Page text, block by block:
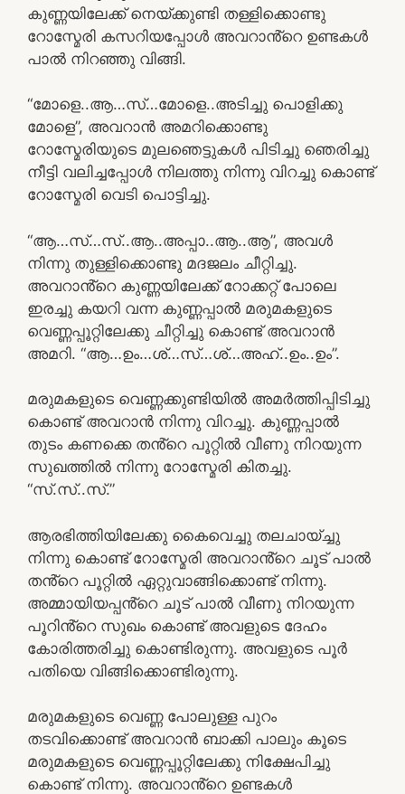
കുണ്ണയിലേക്ക് നെയ്ക്കുണ്ടി തള്ളിക്കൊണ്ടു
റോസ്മേരി കസറിയപ്പോൾ അവറാൻ്റെ ഉണ്ടകൾ
പാൽ നിറഞ്ഞു വിങ്ങി.
“മോളെ..ആ…സ്…മോളെ..അടിച്ചു പൊളിക്കു
മോളെ”, അവറാൻ അമറിക്കൊണ്ടു
റോസ്മേരിയുടെ മുലഞെട്ടുകൾ പിടിച്ചു ഞെരിച്ചു
നീട്ടി വലിച്ചപ്പോൾ നിലത്തു നിന്നു വിറച്ചു കൊണ്ട്
റോസ്മേരി വെടി പൊട്ടിച്ചു.
“ആ…സ്…സ്..ആ..അപ്പാ..ആ..ആ”, അവൾ
നിന്നു തുള്ളിക്കൊണ്ടു മദജലം ചീറ്റിച്ചു.
അവറാൻ്റെ കുണ്ണയിലേക്ക് റോക്കറ്റ് പോലെ
ഇരച്ചു കയറി വന്ന കുണ്ണപ്പാൽ മരുമകളുടെ
വെണ്ണപ്പൂറ്റിലേക്കു ചീറ്റിച്ചു കൊണ്ട് അവറാൻ
അമറി. “ആ…ഉം…ശ്…സ്…ശ്…അഹ്..ഉം..ഉം”.
മരുമകളുടെ വെണ്ണക്കുണ്ടിയിൽ അമർത്തിപ്പിടിച്ചു
കൊണ്ട് അവറാൻ നിന്നു വിറച്ചു. കുണ്ണപ്പാൽ
തുടം കണക്കെ തൻ്റെ പൂറ്റിൽ വീണു നിറയുന്ന
സുഖത്തിൽ നിന്നു റോസ്മേരി കിതച്ചു.
“സ്.സ്..സ്.”
ആരഭിത്തിയിലേക്കു കൈവെച്ചു തലചായ്ച്ചു
നിന്നു കൊണ്ട് റോസ്മേരി അവറാൻ്റെ ചൂട് പാൽ
തൻ്റെ പൂറ്റിൽ ഏറ്റുവാങ്ങിക്കൊണ്ട് നിന്നു.
അമ്മായിയപ്പൻ്റെ ചൂട് പാൽ വീണു നിറയുന്ന
പൂറിൻ്റെ സുഖം കൊണ്ട് അവളുടെ ദേഹം
കോരിത്തരിച്ചു കൊണ്ടിരുന്നു. അവളുടെ പൂർ
പതിയെ വിങ്ങിക്കൊണ്ടിരുന്നു.
മരുമകളുടെ വെണ്ണ പോലുള്ള പുറം
തടവിക്കൊണ്ട് അവറാൻ ബാക്കി പാലും കൂടെ
മരുമകളുടെ വെണ്ണപ്പൂറ്റിലേക്കു നിക്ഷേപിച്ചു
കൊണ്ട് നിന്നു. അവറാൻ്റെ ഉണ്ടകൾ